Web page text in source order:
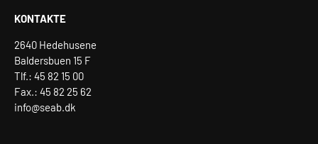
KONTAKTE
2640 Hedehusene
Baldersbuen 15 F
Tlf.: 45 82 15 00
Fax.: 45 82 25 62
info@seab.dk